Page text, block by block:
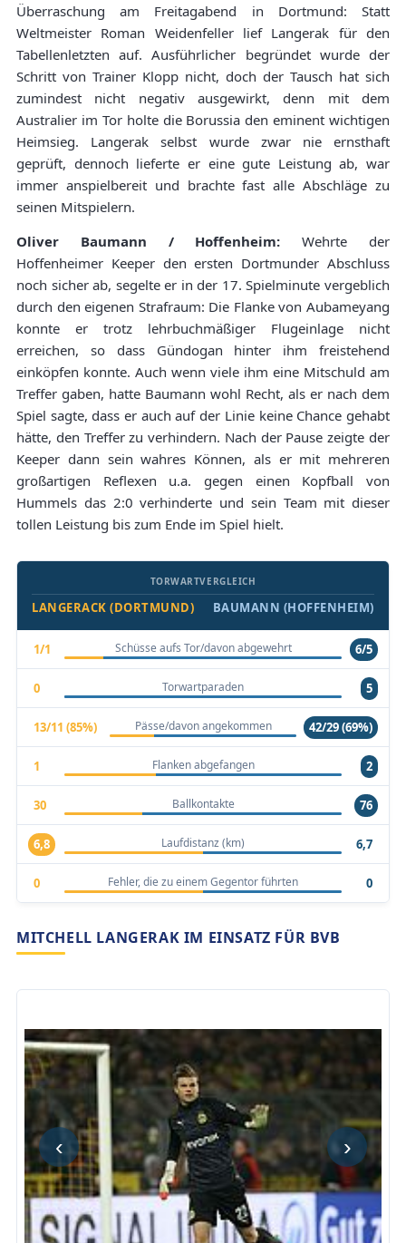
Überraschung am Freitagabend in Dortmund: Statt
Weltmeister Roman Weidenfeller lief Langerak für den
Tabellenletzten auf. Ausführlicher begründet wurde der
Schritt von Trainer Klopp nicht, doch der Tausch hat sich
zumindest nicht negativ ausgewirkt, denn mit dem
Australier im Tor holte die Borussia den eminent wichtigen
Heimsieg. Langerak selbst wurde zwar nie ernsthaft
geprüft, dennoch lieferte er eine gute Leistung ab, war
immer anspielbereit und brachte fast alle Abschläge zu
seinen Mitspielern.
Oliver Baumann / Hoffenheim:Wehrte der
Hoffenheimer Keeper den ersten Dortmunder Abschluss
noch sicher ab, segelte er in der 17. Spielminute vergeblich
durch den eigenen Strafraum: Die Flanke von Aubameyang
konnte er trotz lehrbuchmäßiger Flugeinlage nicht
erreichen, so dass Gündogan hinter ihm freistehend
einköpfen konnte. Auch wenn viele ihm eine Mitschuld am
Treffer gaben, hatte Baumann wohl Recht, als er nach dem
Spiel sagte, dass er auch auf der Linie keine Chance gehabt
hätte, den Treffer zu verhindern. Nach der Pause zeigte der
Keeper dann sein wahres Können, als er mit mehreren
großartigen Reflexen u.a. gegen einen Kopfball von
Hummels das 2:0 verhinderte und sein Team mit dieser
tollen Leistung bis zum Ende im Spiel hielt.
LANGERACK (DORTMUND)
TORWARTVERGLEICH
BAUMANN (HOFFENHEIM)
1/1 Schüsse aufs Tor/davon abgewehrt 6/5
0 Torwartparaden 5
13/11 (85%) Pässe/davon angekommen 42/29 (69%)
1 Flanken abgefangen 2
30 Ballkontakte 76
6,8 Laufdistanz (km) 6,7
0 Fehler, die zu einem Gegentor führten 0
MITCHELL LANGERAK IM EINSATZ FÜR BVB
‹ ›